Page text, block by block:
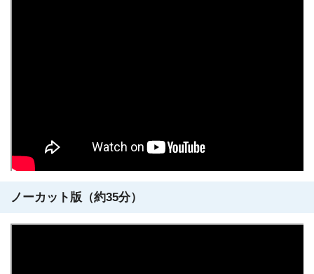
ノーカット版（約35分）